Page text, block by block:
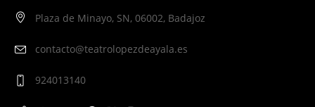
Plaza de Minayo, SN, 06002, Badajoz
contacto@teatrolopezdeayala.es
924013140